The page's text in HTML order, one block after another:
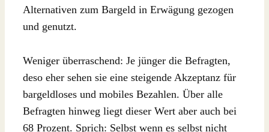
Alternativen zum Bargeld in Erwägung gezogen
und genutzt.
Weniger überraschend: Je jünger die Befragten,
deso eher sehen sie eine steigende Akzeptanz für
bargeldloses und mobiles Bezahlen. Über alle
Befragten hinweg liegt dieser Wert aber auch bei
68 Prozent. Sprich: Selbst wenn es selbst nicht